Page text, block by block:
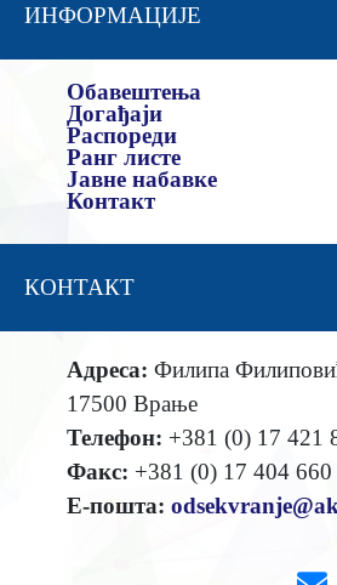
ИНФОРМАЦИЈЕ
Обавештења
Догађаји
Распореди
Ранг листе
Јавне набавке
Контакт
КОНТАКТ
Адреса: Филипа
17500 Врање
Телефон: +381 (0) 17 421
Факс: +381 (0) 17 404 660
Е-пошта: